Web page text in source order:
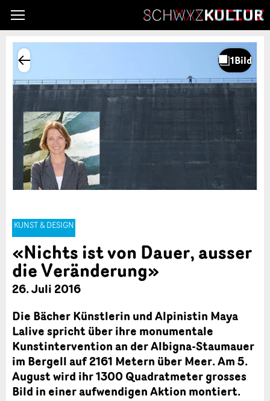
KUNST & DESIGN
«Nichts ist von Dauer, ausser
die Veränderung»
26. Juli 2016
Die Bächer Künstlerin und Alpinistin Maya
Lalive spricht über ihre monumentale
Kunstintervention an der Albigna-Staumauer
im Bergell auf 2161 Metern über Meer. Am 5.
August wird ihr 1300 Quadratmeter grosses
Bild in einer aufwendigen Aktion montiert.